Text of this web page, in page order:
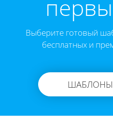
Выберите готовый
бесплатных и
ШАБЛОНЫ